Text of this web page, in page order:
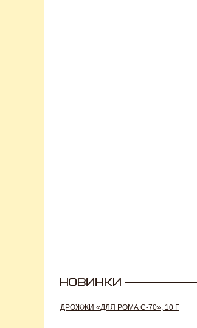
ДРОЖЖИ «ДЛЯ РОМА C-70», 10 Г